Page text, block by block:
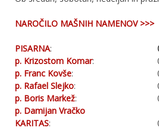
NAROČILO MAŠNIH NAMENOV >>>
PISARNA:
p. Krizostom Komar:
p. Franc Kovše:
p. Rafael Slejko:
p. Boris Markež:
p. Damijan Vračko
KARITAS: